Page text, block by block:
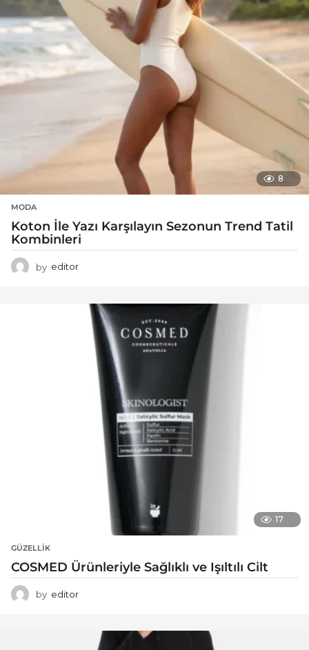
8
MODA
Koton İle Yazı Karşılayın Sezonun Trend Tatil
Kombinleri
by editor
17
GÜZELLIK
COSMED Ürünleriyle Sağlıklı ve Işıltılı Cilt
by editor